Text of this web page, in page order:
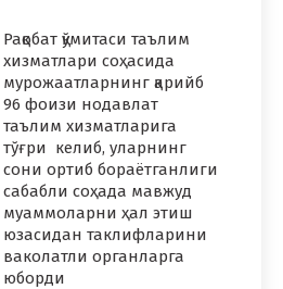
Рақобат қўмитаси таълим
хизматлари соҳасида
мурожаатларнинг қарийб
96 фоизи нодавлат
таълим хизматларига
тўғри келиб, уларнинг
сони ортиб бораётганлиги
сабабли соҳада мавжуд
муаммоларни ҳал этиш
юзасидан таклифларини
ваколатли органларга
юборди